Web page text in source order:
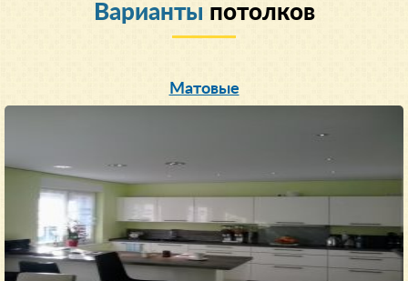
Варианты потолков
Матовые